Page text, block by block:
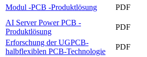
Modul -PCB -Produktlösung
PDF
AI Server Power PCB -
Produktlösung
PDF
Erforschung der UGPCB-
halbflexiblen PCB-Technologie
PDF